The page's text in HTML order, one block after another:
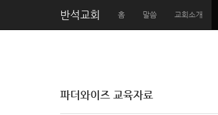
반석교회 홈 말씀 교회소개
파더와이즈 교육자료